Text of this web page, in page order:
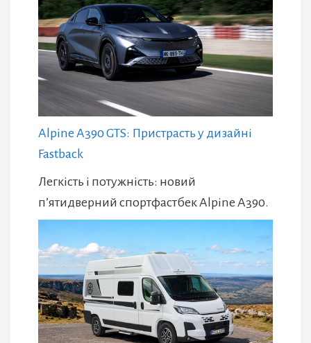
Alpine A390 GTS: Пристрасть у дизайні
Fastback
Легкість і потужність: новий
п’ятидверний спортфастбек Alpine A390.